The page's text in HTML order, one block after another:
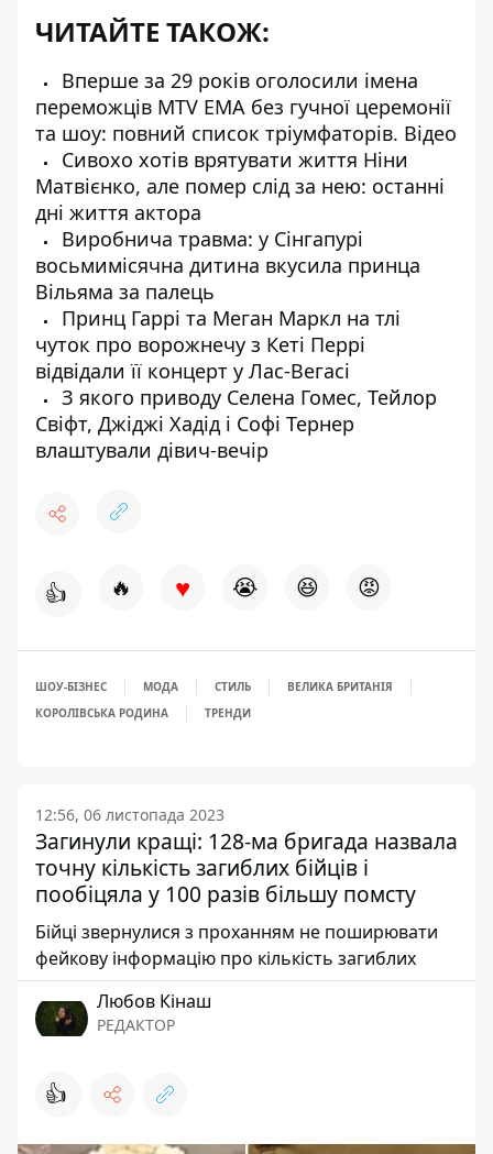
ЧИТАЙТЕ ТАКОЖ:
Вперше за 29 років оголосили імена
переможців MTV EMA без гучної церемонії
та шоу: повний список тріумфаторів. Відео
Сивохо хотів врятувати життя Ніни
Матвієнко, але помер слід за нею: останні
дні життя актора
Виробнича травма: у Сінгапурі
восьмимісячна дитина вкусила принца
Вільяма за палець
Принц Гаррі та Меган Маркл на тлі
чуток про ворожнечу з Кеті Перрі
відвідали її концерт у Лас-Вегасі
З якого приводу Селена Гомес, Тейлор
Свіфт, Джіджі Хадід і Софі Тернер
влаштували дівич-вечір
👍 🔥 ♥ 😭 😆 😡
ШОУ-БІЗНЕС МОДА СТИЛЬ
ВЕЛИКА БРИТАНІЯ
КОРОЛІВСЬКА РОДИНА
ТРЕНДИ
12:56, 06 листопада 2023
Загинули кращі: 128-ма бригада назвала
точну кількість загиблих бійців і
пообіцяла у 100 разів більшу помсту
Бійці звернулися з проханням не поширювати
фейкову інформацію про кількість загиблих
Любов Кінаш
РЕДАКТОР
👍